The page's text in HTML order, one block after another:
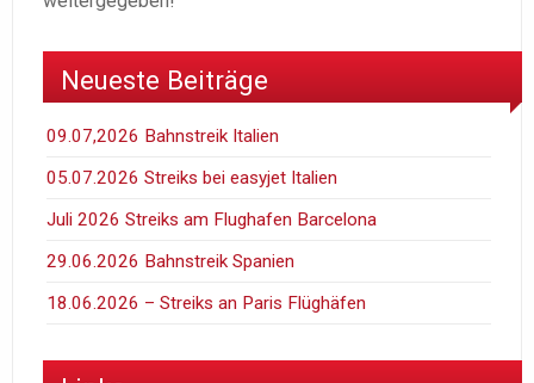
Neueste Beiträge
09.07,2026 Bahnstreik Italien
05.07.2026 Streiks bei easyjet Italien
Juli 2026 Streiks am Flughafen Barcelona
29.06.2026 Bahnstreik Spanien
18.06.2026 – Streiks an Paris Flüghäfen